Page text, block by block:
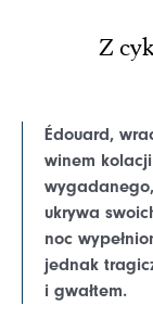
Z
Édouard,
winem
ukrywa
noc
jednak
i gwałtem.